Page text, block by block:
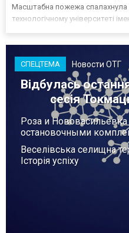
Масштабна пожежа
технологічному університеті
СПЕЦТЕМА Новости ОТГ
Відбулась
сесія
Роза и
остановочными
Веселівська селищна
Історія успіху